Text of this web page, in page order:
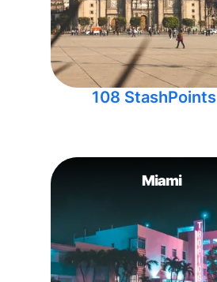
108 StashPoints
Miami